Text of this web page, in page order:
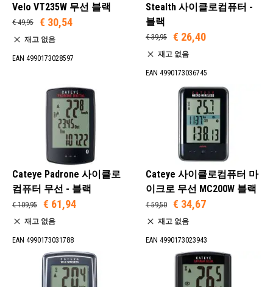
Velo VT235W 무선 블랙
€ 49,95 € 30,54
재고 없음
EAN 4990173028597
Stealth 사이클로컴퓨터 -
블랙
€ 39,95 € 26,40
재고 없음
EAN 4990173036745
Cateye Padrone 사이클로
컴퓨터 무선 - 블랙
€ 109,95 € 61,94
재고 없음
EAN 4990173031788
Cateye 사이클로컴퓨터 마
이크로 무선 MC200W 블랙
€ 59,50 € 34,67
재고 없음
EAN 4990173023943